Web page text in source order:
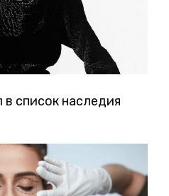
в список наследия